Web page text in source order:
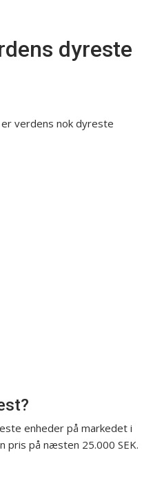
dyreste
verdens nok dyreste
enheder på markedet i
pris på næsten 25.000 SEK.